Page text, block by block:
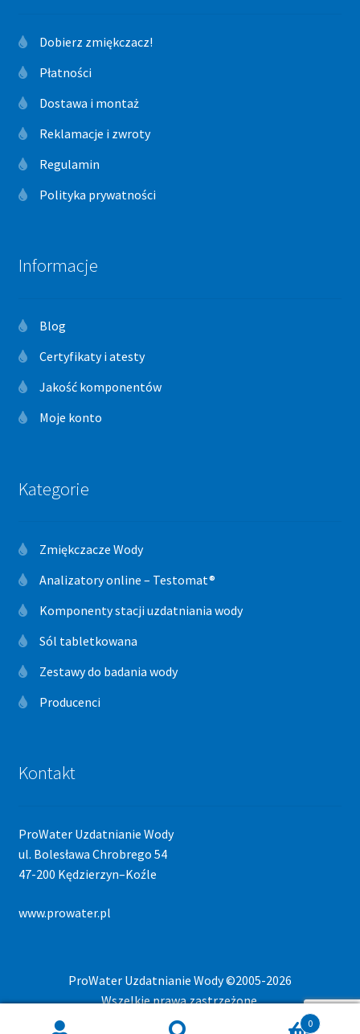
Dobierz zmiękczacz!
Płatności
Dostawa i montaż
Reklamacje i zwroty
Regulamin
Polityka prywatności
Informacje
Blog
Certyfikaty i atesty
Jakość komponentów
Moje konto
Kategorie
Zmiękczacze Wody
Analizatory online – Testomat®
Komponenty stacji uzdatniania wody
Sól tabletkowana
Zestawy do badania wody
Producenci
Kontakt
ProWater Uzdatnianie Wody
ul. Bolesława Chrobrego 54
47-200 Kędzierzyn–Koźle
www.prowater.pl
ProWater Uzdatnianie Wody ©2005-2026
Wszelkie prawa zastrzeżone.
0